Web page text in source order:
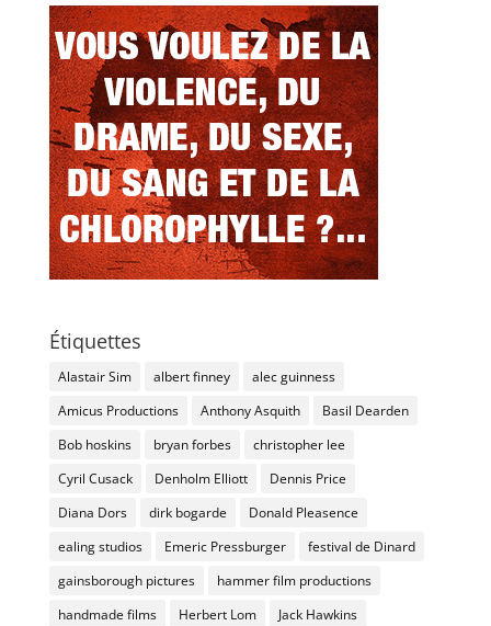
Étiquettes
Alastair Sim albert finney
alec guinness
Amicus Productions
Anthony Asquith
Basil Dearden
Bob hoskins
bryan forbes
christopher lee
Cyril Cusack
Denholm Elliott
Dennis Price
Diana Dors
dirk bogarde
Donald Pleasence
ealing studios
Emeric Pressburger
festival de Dinard
gainsborough pictures
hammer film productions
handmade films
Herbert Lom
Jack Hawkins